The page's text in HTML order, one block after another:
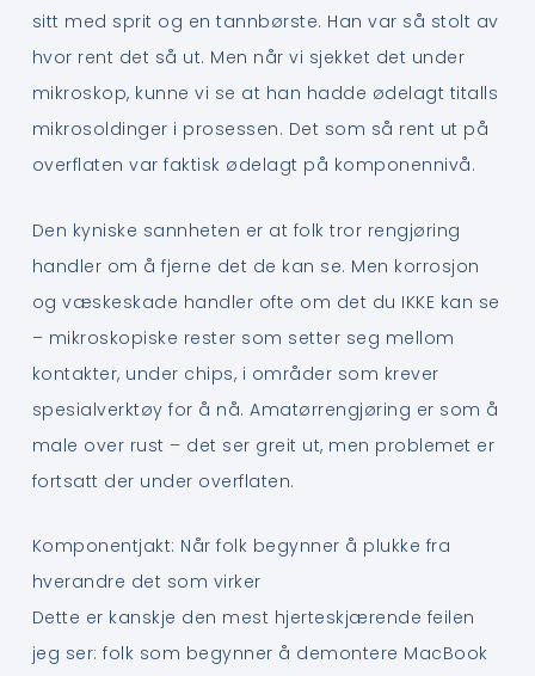
sitt med sprit og en tannbørste. Han var så stolt av
hvor rent det så ut. Men når vi sjekket det under
mikroskop, kunne vi se at han hadde ødelagt titalls
mikrosoldinger i prosessen. Det som så rent ut på
overflaten var faktisk ødelagt på komponennivå.
Den kyniske sannheten er at folk tror rengjøring
handler om å fjerne det de kan se. Men korrosjon
og væskeskade handler ofte om det du IKKE kan se
– mikroskopiske rester som setter seg mellom
kontakter, under chips, i områder som krever
spesialverktøy for å nå. Amatørrengjøring er som å
male over rust – det ser greit ut, men problemet er
fortsatt der under overflaten.
Komponentjakt: Når folk begynner å plukke fra
hverandre det som virker
Dette er kanskje den mest hjerteskjærende feilen
jeg ser: folk som begynner å demontere MacBook